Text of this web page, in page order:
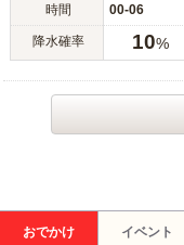
時間 00-06
降水確率 10%
おでかけ イベント